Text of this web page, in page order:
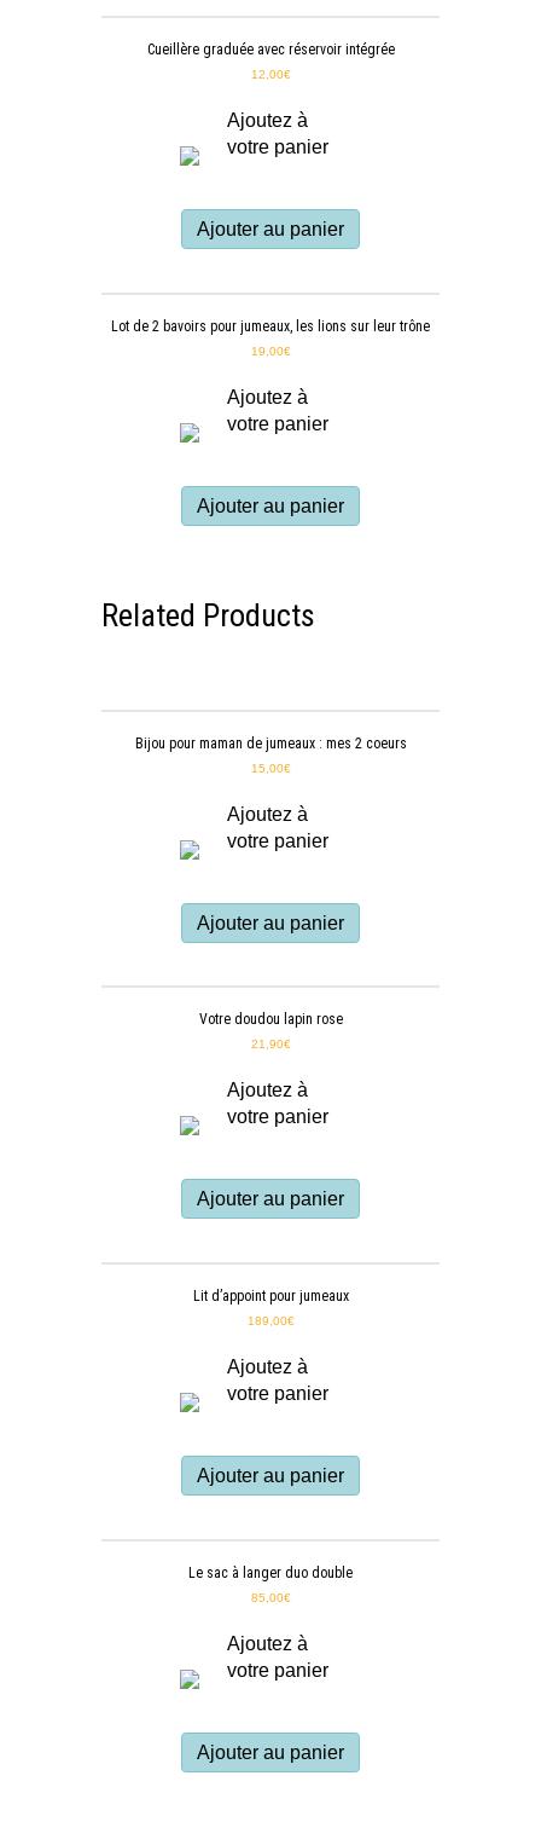
Cueillère graduée avec réservoir intégrée
12,00€
Ajoutez à
votre panier
Ajouter au panier
Lot de 2 bavoirs pour jumeaux, les lions sur leur trône
19,00€
Ajoutez à
votre panier
Ajouter au panier
Related Products
Bijou pour maman de jumeaux : mes 2 coeurs
15,00€
Ajoutez à
votre panier
Ajouter au panier
Votre doudou lapin rose
21,90€
Ajoutez à
votre panier
Ajouter au panier
Lit d’appoint pour jumeaux
189,00€
Ajoutez à
votre panier
Ajouter au panier
Le sac à langer duo double
85,00€
Ajoutez à
votre panier
Ajouter au panier